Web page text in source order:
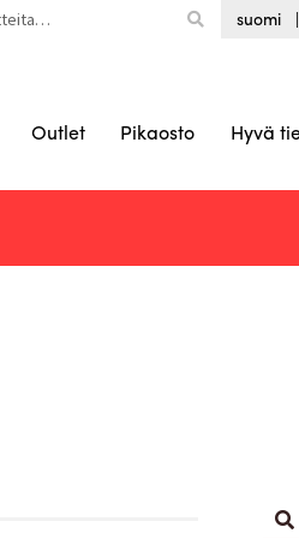
suomi
Outlet Pikaosto Hyvä
Etsi:
Haku